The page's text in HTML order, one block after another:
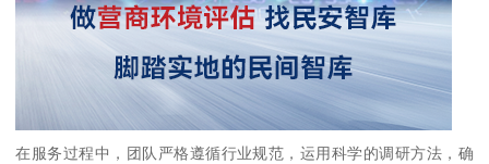
在服务过程中，团队严格遵循行业规范，运用科学的调研方法，确